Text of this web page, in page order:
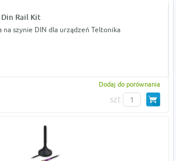
Din Rail Kit
szynie DIN dla urządzeń Teltonika
Dodaj do porównania
szt